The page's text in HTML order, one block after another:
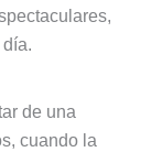
de una
cuando la